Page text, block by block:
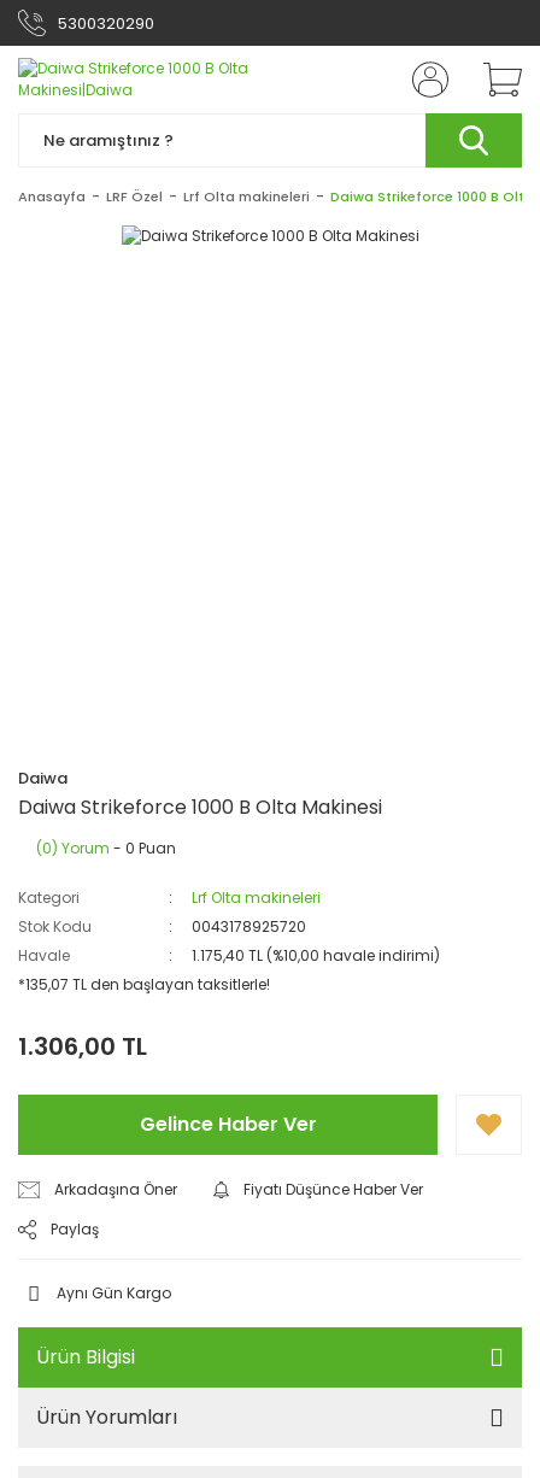
5300320290
Anasayfa LRF Özel Lrf Olta makineleri Daiwa Strikeforce 1000 B Olta
Daiwa
Daiwa Strikeforce 1000 B Olta Makinesi
(0) Yorum - 0 Puan
Kategori
Lrf Olta makineleri
Stok Kodu
0043178925720
Havale
1.175,40 TL (%10,00 havale indirimi)
*135,07 TL den başlayan taksitlerle!
1.306,00 TL
Gelince Haber Ver
Arkadaşına Öner
Fiyatı Düşünce Haber Ver
Paylaş
Aynı Gün Kargo
Ürün Bilgisi
Ürün Yorumları